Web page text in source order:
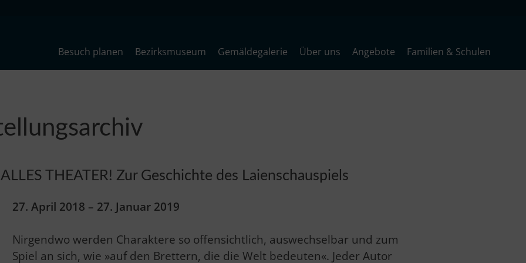
Besuch planen Bezirksmuseum Gemäldegalerie Über uns Angebote Familien & Schulen
ALLES THEATER! Zur Geschichte des Laienschauspiels
27. April 2018 – 27. Januar 2019
Nirgendwo werden Charaktere so offensichtlich, auswechselbar und zum
Spiel an sich, wie »auf den Brettern, die die Welt bedeuten«. Jeder Autor